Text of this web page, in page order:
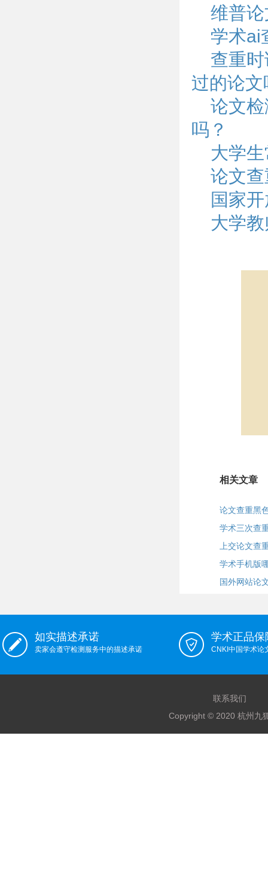
维普
学术ai
查重
过的论文
论文
吗？
大学
论文
国家
大学
相关文章
论文查重黑
学术三次查
上交论文查
学术手机版
国外网站论
如实描述承诺
卖家会遵守检测服务中的描述承诺
学术正品保
CNKI中国学术论
联系我们
Copyright © 2020 杭州九